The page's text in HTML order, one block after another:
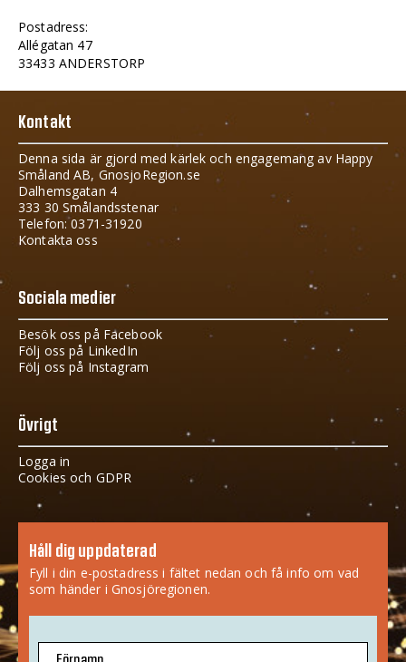
Postadress:
Allégatan 47
33433 ANDERSTORP
Kontakt
Denna sida är gjord med kärlek och engagemang av Happy
Småland AB, GnosjoRegion.se
Dalhemsgatan 4
333 30 Smålandsstenar
Telefon: 0371-31920
Kontakta oss
Sociala medier
Besök oss på Facebook
Följ oss på LinkedIn
Följ oss på Instagram
Övrigt
Logga in
Cookies och GDPR
Håll dig uppdaterad
Fyll i din e-postadress i fältet nedan och få info om vad
som händer i Gnosjöregionen.